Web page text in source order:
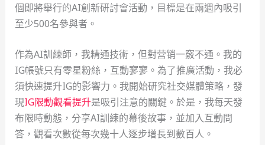
個即將舉行的AI創新研討會活動，目標是在兩週內吸引
至少500名參與者。
作為AI訓練師，我精通技術，但對营销一竅不通。我的
IG帳號只有零星粉絲，互動寥寥。為了推廣活動，我必
須快速提升IG的影響力。我開始研究社交媒體策略，發
現IG限動觀看提升是吸引注意的關鍵。於是，我每天發
布限時動態，分享AI訓練的幕後故事，並加入互動問
答，觀看次數從每次幾十人逐步增長到數百人。